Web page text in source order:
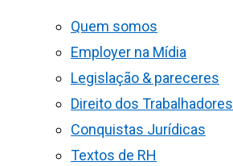
Quem somos
Employer na Mídia
Legislação & pareceres
Direito dos Trabalhadores
Conquistas Jurídicas
Textos de RH